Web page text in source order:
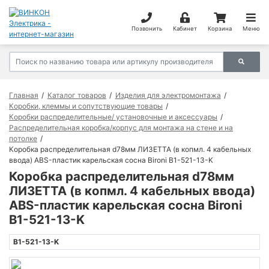
Позвонить Кабинет Корзина Меню
Главная Каталог товаров
Изделия для электромонтажа
Коробки, клеммы и сопутствующие товары
Коробки распределительные/ установочные и аксессуары
Распределительная коробка/корпус для монтажа на стене и на
потолке
Коробка распределительная d78мм ЛИЗЕТТА (в копмл. 4 кабельных
ввода) ABS-пластик карельская сосна Bironi B1-521-13-K
Коробка распределительная d78мм
ЛИЗЕТТА (в копмл. 4 кабельных ввода)
ABS-пластик карельская сосна Bironi
B1-521-13-K
B1-521-13-K